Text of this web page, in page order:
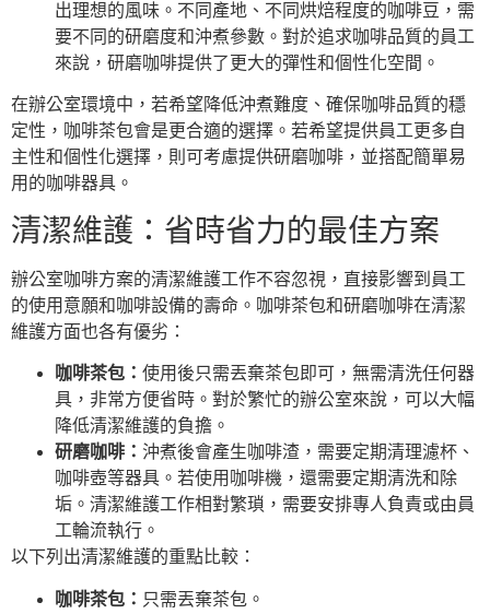
出理想的風味。不同產地、不同烘焙程度的咖啡豆，需
要不同的研磨度和沖煮參數。對於追求咖啡品質的員工
來說，研磨咖啡提供了更大的彈性和個性化空間。
在辦公室環境中，若希望降低沖煮難度、確保咖啡品質的穩
定性，咖啡茶包會是更合適的選擇。若希望提供員工更多自
主性和個性化選擇，則可考慮提供研磨咖啡，並搭配簡單易
用的咖啡器具。
清潔維護：省時省力的最佳方案
辦公室咖啡方案的清潔維護工作不容忽視，直接影響到員工
的使用意願和咖啡設備的壽命。咖啡茶包和研磨咖啡在清潔
維護方面也各有優劣：
咖啡茶包： 使用後只需丟棄茶包即可，無需清洗任何器
具，非常方便省時。對於繁忙的辦公室來說，可以大幅
降低清潔維護的負擔。
研磨咖啡： 沖煮後會產生咖啡渣，需要定期清理濾杯、
咖啡壺等器具。若使用咖啡機，還需要定期清洗和除
垢。清潔維護工作相對繁瑣，需要安排專人負責或由員
工輪流執行。
以下列出清潔維護的重點比較：
咖啡茶包： 只需丟棄茶包。